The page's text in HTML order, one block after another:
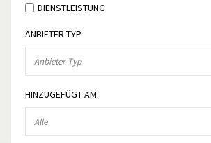
DIENSTLEISTUNG
ANBIETER TYP
HINZUGEFÜGT AM